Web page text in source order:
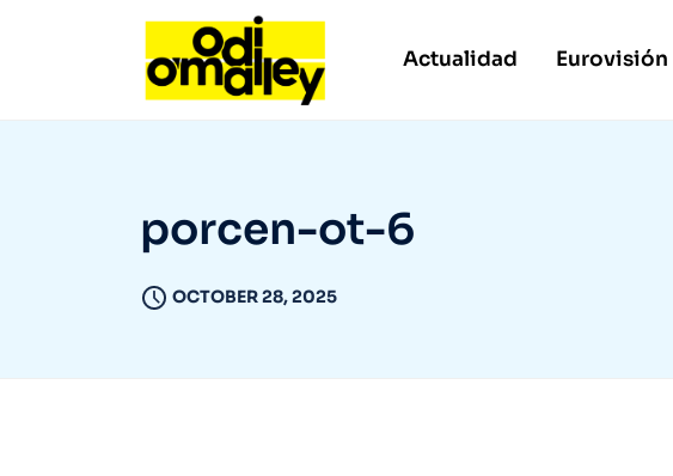
Actualidad Eurovisión
porcen-ot-6
OCTOBER 28, 2025